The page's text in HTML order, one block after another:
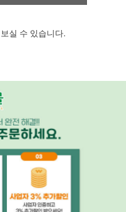
실 수 있습니다.